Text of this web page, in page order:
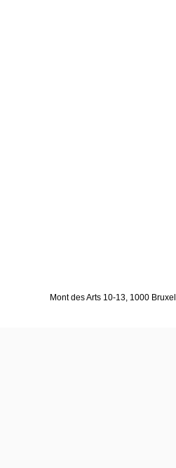
Mont des Arts 10-13, 1000